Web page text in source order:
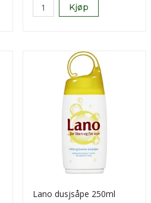
Kjøp
Lano dusjsåpe 250ml